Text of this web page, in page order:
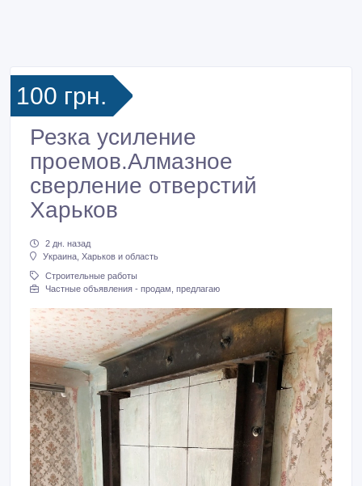
100 грн.
Резка усиление
проемов.Алмазное
сверление отверстий
Харьков
2 дн. назад
Украина, Харьков и область
Строительные работы
Частные объявления - продам, предлагаю